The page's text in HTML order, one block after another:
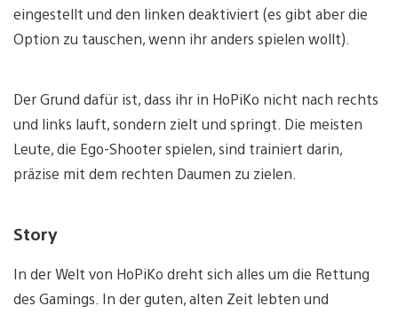
eingestellt und den linken deaktiviert (es gibt aber die
Option zu tauschen, wenn ihr anders spielen wollt).
Der Grund dafür ist, dass ihr in HoPiKo nicht nach rechts
und links lauft, sondern zielt und springt. Die meisten
Leute, die Ego-Shooter spielen, sind trainiert darin,
präzise mit dem rechten Daumen zu zielen.
Story
In der Welt von HoPiKo dreht sich alles um die Rettung
des Gamings. In der guten, alten Zeit lebten und